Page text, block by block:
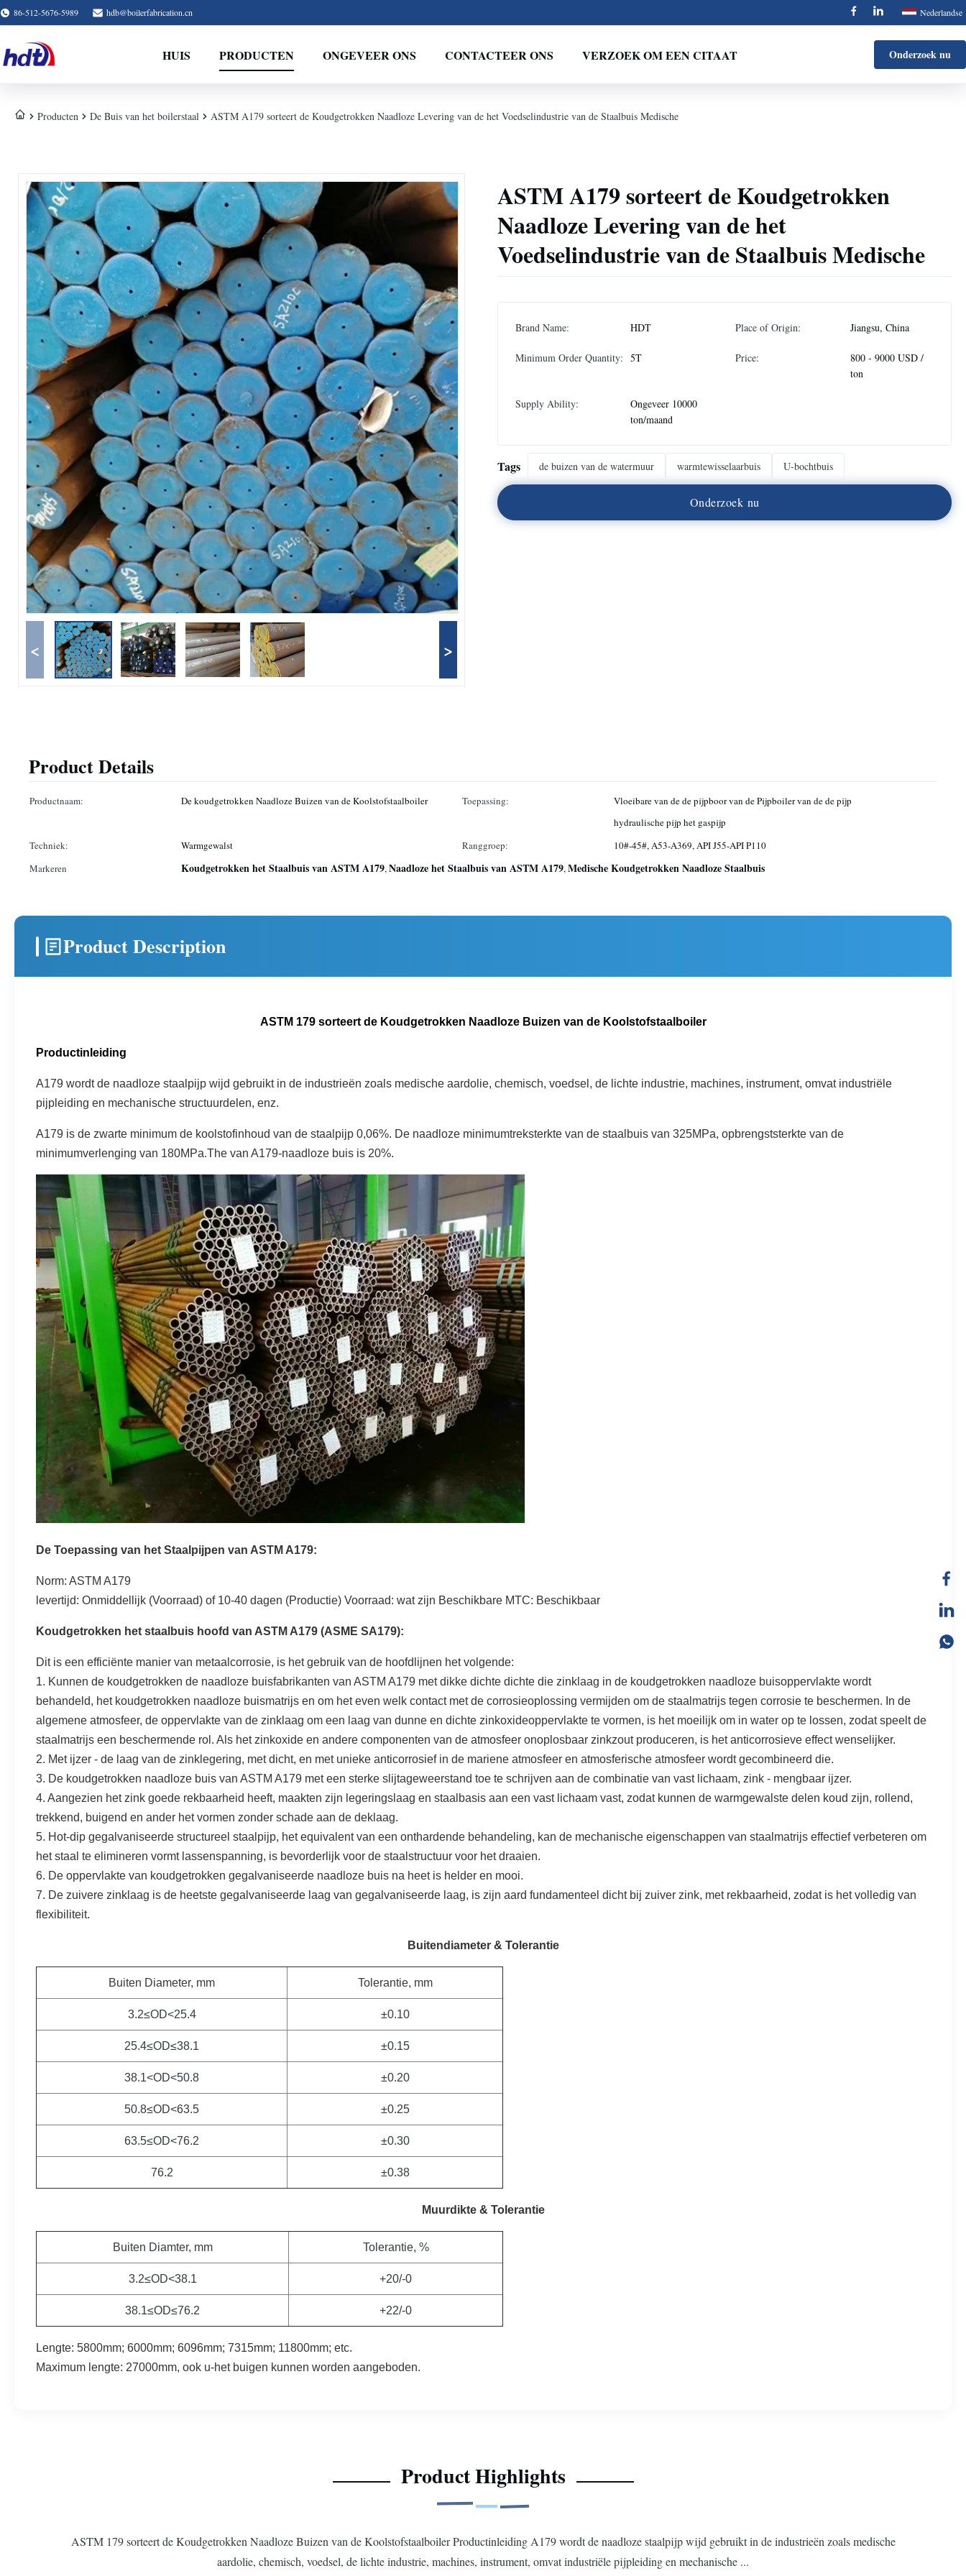
86-512-5676-5989 hdb@boilerfabrication.cn Nederlandse
HUIS PRODUCTEN ONGEVEER ONS CONTACTEER ONS VERZOEK OM EEN CITAAT Onderzoek nu
Producten De Buis van het boilerstaal ASTM A179 sorteert de Koudgetrokken Naadloze Levering van de het Voedselindustrie van de Staalbuis Medische
< >
ASTM A179 sorteert de Koudgetrokken
Naadloze Levering van de het
Voedselindustrie van de Staalbuis Medische
Brand Name: HDT Place of Origin: Jiangsu, China
Minimum Order Quantity: 5T Price:
800 - 9000 USD /
ton
Supply Ability:
Ongeveer 10000
ton/maand
Tags de buizen van de watermuur warmtewisselaarbuis U-bochtbuis
Onderzoek nu
Product Details
Productnaam: De koudgetrokken Naadloze Buizen van de Koolstofstaalboiler Toepassing:
Vloeibare van de de pijpboor van de Pijpboiler van de de pijp
hydraulische pijp het gaspijp
Techniek:
Warmgewalst Ranggroep:
10#-45#, A53-A369, API J55-API P110
Markeren
Koudgetrokken het Staalbuis van ASTM A179,Naadloze het Staalbuis van ASTM A179,Medische Koudgetrokken Naadloze Staalbuis
Product Description
ASTM 179 sorteert de Koudgetrokken Naadloze Buizen van de Koolstofstaalboiler
Productinleiding
A179 wordt de naadloze staalpijp wijd gebruikt in de industrieën zoals medische aardolie, chemisch, voedsel, de lichte industrie, machines, instrument, omvat industriële
pijpleiding en mechanische structuurdelen, enz.
A179 is de zwarte minimum de koolstofinhoud van de staalpijp 0,06%. De naadloze minimumtreksterkte van de staalbuis van 325MPa, opbrengststerkte van de
minimumverlenging van 180MPa.The van A179-naadloze buis is 20%.
De Toepassing van het Staalpijpen van ASTM A179:
Norm: ASTM A179
levertijd: Onmiddellijk (Voorraad) of 10-40 dagen (Productie) Voorraad: wat zijn Beschikbare MTC: Beschikbaar
Koudgetrokken het staalbuis hoofd van ASTM A179 (ASME SA179):
Dit is een efficiënte manier van metaalcorrosie, is het gebruik van de hoofdlijnen het volgende:
1. Kunnen de koudgetrokken de naadloze buisfabrikanten van ASTM A179 met dikke dichte dichte die zinklaag in de koudgetrokken naadloze buisoppervlakte wordt
behandeld, het koudgetrokken naadloze buismatrijs en om het even welk contact met de corrosieoplossing vermijden om de staalmatrijs tegen corrosie te beschermen. In de
algemene atmosfeer, de oppervlakte van de zinklaag om een laag van dunne en dichte zinkoxideoppervlakte te vormen, is het moeilijk om in water op te lossen, zodat speelt de
staalmatrijs een beschermende rol. Als het zinkoxide en andere componenten van de atmosfeer onoplosbaar zinkzout produceren, is het anticorrosieve effect wenselijker.
2. Met ijzer - de laag van de zinklegering, met dicht, en met unieke anticorrosief in de mariene atmosfeer en atmosferische atmosfeer wordt gecombineerd die.
3. De koudgetrokken naadloze buis van ASTM A179 met een sterke slijtageweerstand toe te schrijven aan de combinatie van vast lichaam, zink - mengbaar ijzer.
4. Aangezien het zink goede rekbaarheid heeft, maakten zijn legeringslaag en staalbasis aan een vast lichaam vast, zodat kunnen de warmgewalste delen koud zijn, rollend,
trekkend, buigend en ander het vormen zonder schade aan de deklaag.
5. Hot-dip gegalvaniseerde structureel staalpijp, het equivalent van een onthardende behandeling, kan de mechanische eigenschappen van staalmatrijs effectief verbeteren om
het staal te elimineren vormt lassenspanning, is bevorderlijk voor de staalstructuur voor het draaien.
6. De oppervlakte van koudgetrokken gegalvaniseerde naadloze buis na heet is helder en mooi.
7. De zuivere zinklaag is de heetste gegalvaniseerde laag van gegalvaniseerde laag, is zijn aard fundamenteel dicht bij zuiver zink, met rekbaarheid, zodat is het volledig van
flexibiliteit.
Buitendiameter & Tolerantie
Buiten Diameter, mm Tolerantie, mm
3.2≤OD<25.4 ±0.10
25.4≤OD≤38.1 ±0.15
38.1<OD<50.8 ±0.20
50.8≤OD<63.5 ±0.25
63.5≤OD<76.2 ±0.30
76.2 ±0.38
Muurdikte & Tolerantie
Buiten Diamter, mm Tolerantie, %
3.2≤OD<38.1 +20/-0
38.1≤OD≤76.2 +22/-0
Lengte: 5800mm; 6000mm; 6096mm; 7315mm; 11800mm; etc.
Maximum lengte: 27000mm, ook u-het buigen kunnen worden aangeboden.
Product Highlights
ASTM 179 sorteert de Koudgetrokken Naadloze Buizen van de Koolstofstaalboiler Productinleiding A179 wordt de naadloze staalpijp wijd gebruikt in de industrieën zoals medische
aardolie, chemisch, voedsel, de lichte industrie, machines, instrument, omvat industriële pijpleiding en mechanische ...